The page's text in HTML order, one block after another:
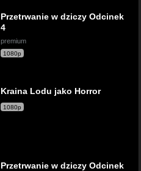
Przetrwanie w dziczy Odcinek
4
premium
1080p
Kraina Lodu jako Horror
1080p
Przetrwanie w dziczy Odcinek